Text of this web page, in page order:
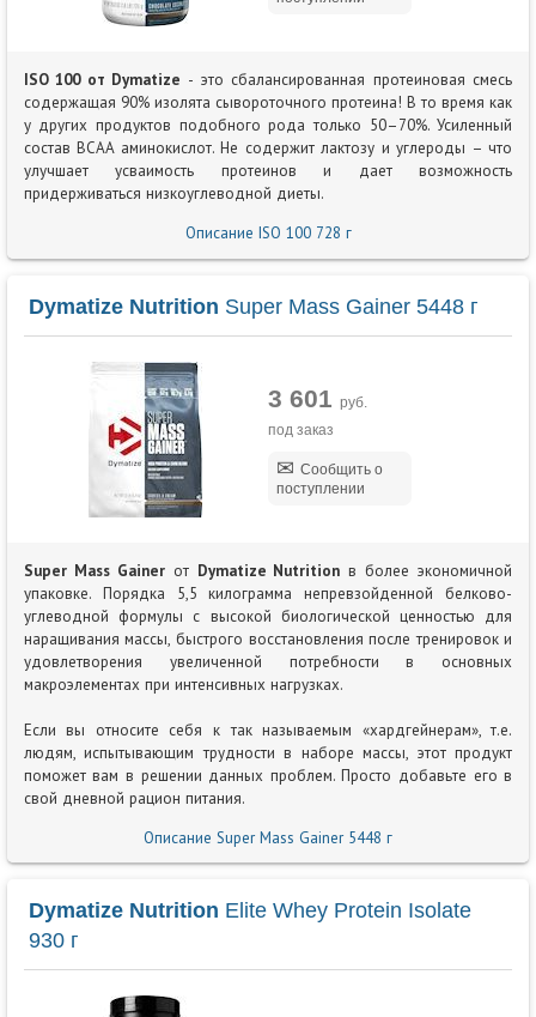
ISO 100 от Dymatize - это сбалансированная протеиновая смесь
содержащая 90% изолята сывороточного протеина! В то время как
у других продуктов подобного рода только 50–70%. Усиленный
состав BCAA аминокислот. Не содержит лактозу и углероды – что
улучшает усваимость протеинов и дает возможность
придерживаться низкоуглеводной диеты.
Описание ISO 100 728 г
Dymatize Nutrition Super Mass Gainer 5448 г
3 601 руб.
под заказ
Сообщить о
поступлении
Super Mass Gainerот Dymatize Nutrition в более экономичной
упаковке. Порядка 5,5 килограмма непревзойденной белково-
углеводной формулы с высокой биологической ценностью для
наращивания массы, быстрого восстановления после тренировок и
удовлетворения увеличенной потребности в основных
макроэлементах при интенсивных нагрузках.
Если вы относите себя к так называемым «хардгейнерам», т.е.
людям, испытывающим трудности в наборе массы, этот продукт
поможет вам в решении данных проблем. Просто добавьте его в
свой дневной рацион питания.
Описание Super Mass Gainer 5448 г
Dymatize Nutrition Elite Whey Protein Isolate
930 г